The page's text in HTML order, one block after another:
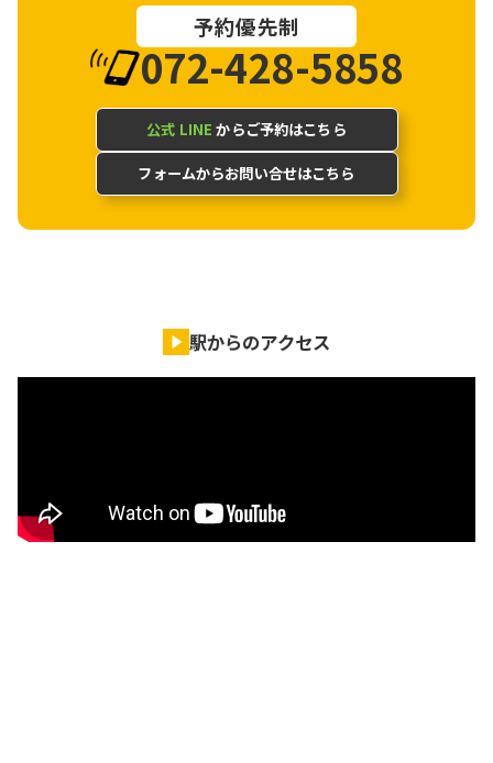
予約優先制
072-428-5858
公式 LINE からご予約はこちら
フォームからお問い合せはこちら
駅からのアクセス